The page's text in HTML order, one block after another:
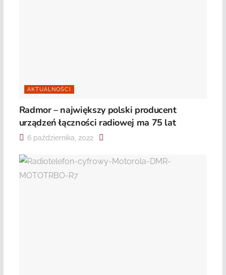
AKTUALNOŚCI
Radmor – największy polski producent
urządzeń łączności radiowej ma 75 lat
6 października, 2022